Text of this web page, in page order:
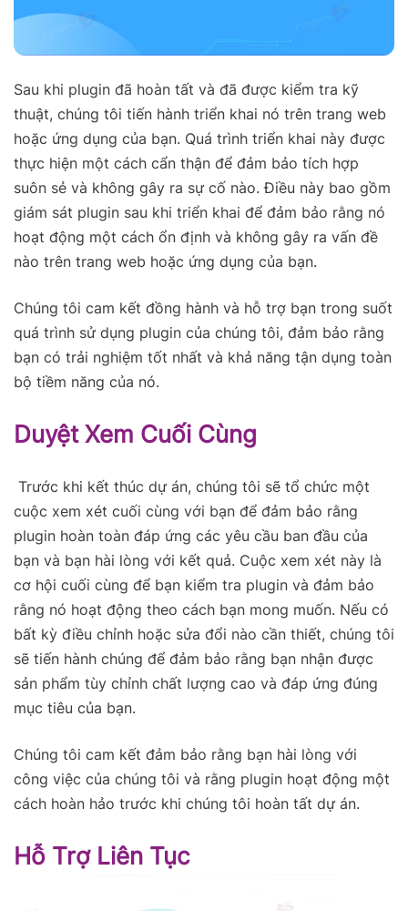
Sau khi plugin đã hoàn tất và đã được kiểm tra kỹ
thuật, chúng tôi tiến hành triển khai nó trên trang web
hoặc ứng dụng của bạn. Quá trình triển khai này được
thực hiện một cách cẩn thận để đảm bảo tích hợp
suôn sẻ và không gây ra sự cố nào. Điều này bao gồm
giám sát plugin sau khi triển khai để đảm bảo rằng nó
hoạt động một cách ổn định và không gây ra vấn đề
nào trên trang web hoặc ứng dụng của bạn.
Chúng tôi cam kết đồng hành và hỗ trợ bạn trong suốt
quá trình sử dụng plugin của chúng tôi, đảm bảo rằng
bạn có trải nghiệm tốt nhất và khả năng tận dụng toàn
bộ tiềm năng của nó.
Duyệt Xem Cuối Cùng
Trước khi kết thúc dự án, chúng tôi sẽ tổ chức một
cuộc xem xét cuối cùng với bạn để đảm bảo rằng
plugin hoàn toàn đáp ứng các yêu cầu ban đầu của
bạn và bạn hài lòng với kết quả. Cuộc xem xét này là
cơ hội cuối cùng để bạn kiểm tra plugin và đảm bảo
rằng nó hoạt động theo cách bạn mong muốn. Nếu có
bất kỳ điều chỉnh hoặc sửa đổi nào cần thiết, chúng tôi
sẽ tiến hành chúng để đảm bảo rằng bạn nhận được
sản phẩm tùy chỉnh chất lượng cao và đáp ứng đúng
mục tiêu của bạn.
Chúng tôi cam kết đảm bảo rằng bạn hài lòng với
công việc của chúng tôi và rằng plugin hoạt động một
cách hoàn hảo trước khi chúng tôi hoàn tất dự án.
Hỗ Trợ Liên Tục